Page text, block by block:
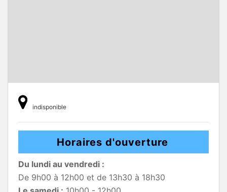
indisponible
Horaires d'ouverture
Du lundi au vendredi :
De 9h00 à 12h00 et de 13h30 à 18h30